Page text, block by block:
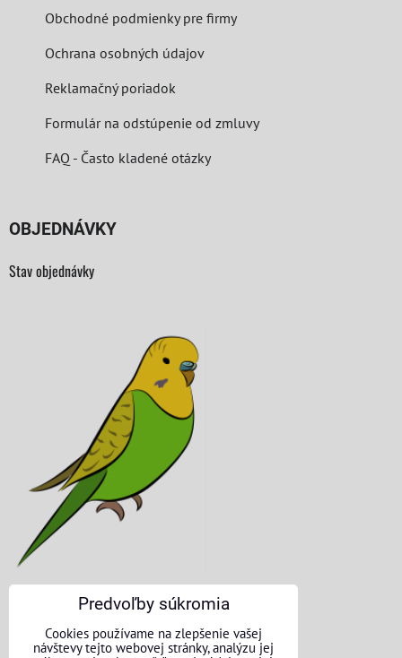
Obchodné podmienky pre firmy
Ochrana osobných údajov
Reklamačný poriadok
Formulár na odstúpenie od zmluvy
FAQ - Často kladené otázky
OBJEDNÁVKY
Stav objednávky
KONTAKTNÉ ÚDAJE
Predvoľby súkromia
Cookies používame na zlepšenie vašej
návštevy tejto webovej stránky, analýzu jej